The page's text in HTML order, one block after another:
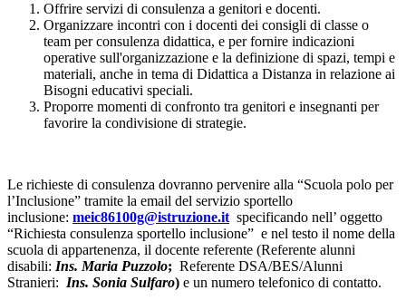
Offrire servizi di consulenza a genitori e docenti.
Organizzare incontri con i docenti dei consigli di classe o
team per consulenza didattica, e per fornire indicazioni
operative sull'organizzazione e la definizione di spazi, tempi e
materiali, anche in tema di Didattica a Distanza in relazione ai
Bisogni educativi speciali.
Proporre momenti di confronto tra genitori e insegnanti per
favorire la condivisione di strategie.
Le richieste di consulenza dovranno pervenire alla “Scuola polo per
l’Inclusione” tramite la email del servizio sportello
inclusione: meic86100g@istruzione.it specificando nell’ oggetto
“Richiesta consulenza sportello inclusione” e nel testo il nome della
scuola di appartenenza, il docente referente (Referente alunni
disabili: Ins. Maria Puzzolo; Referente DSA/BES/Alunni
Stranieri: Ins. Sonia Sulfaro) e un numero telefonico di contatto.